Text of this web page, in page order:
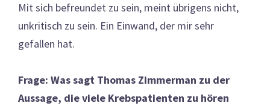
Mit sich befreundet zu sein, meint übrigens nicht,
unkritisch zu sein. Ein Einwand, der mir sehr
gefallen hat.
Frage: Was sagt Thomas Zimmerman zu der
Aussage, die viele Krebspatienten zu hören